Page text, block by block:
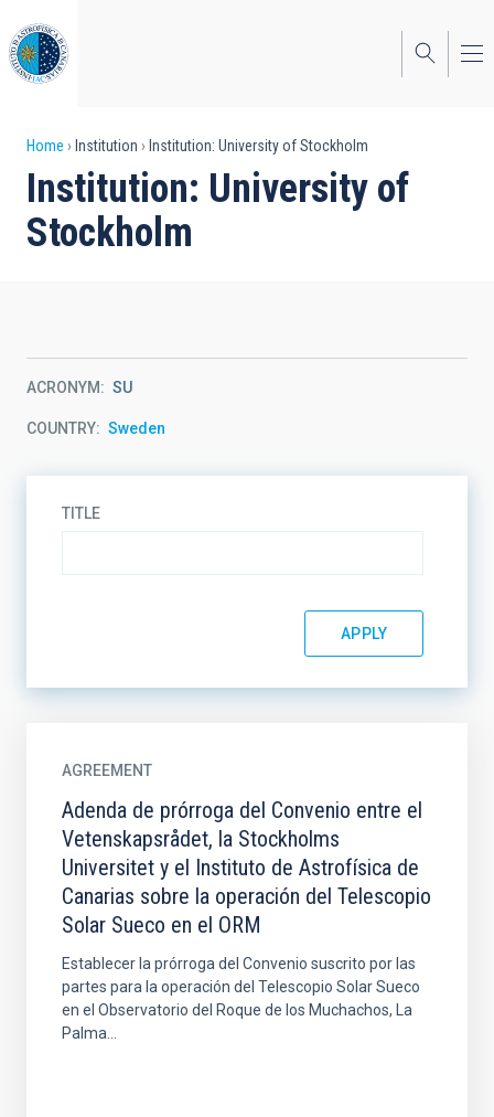
to
main
content
Breadcrumb
Home Institution Institution: University of Stockholm
Institution: University of
Stockholm
ACRONYM SU
COUNTRY Sweden
TITLE
AGREEMENT
Adenda de prórroga del Convenio entre el
Vetenskapsrådet, la Stockholms
Universitet y el Instituto de Astrofísica de
Canarias sobre la operación del Telescopio
Solar Sueco en el ORM
Establecer la prórroga del Convenio suscrito por las
partes para la operación del Telescopio Solar Sueco
en el Observatorio del Roque de los Muchachos, La
Palma...